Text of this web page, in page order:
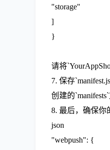
"storage"
]
}
请将
7. 保存
创建的
8. 最后，确保你
json
"webpush": {